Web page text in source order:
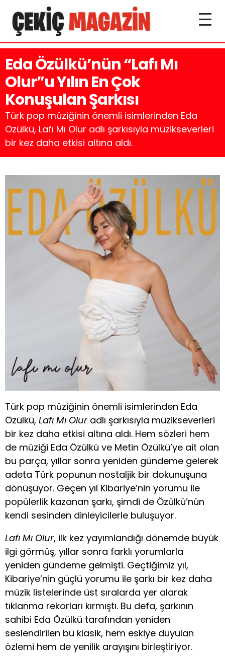
Eda Özülkü’nün “Lafı Mı
Olur”u Yılın En Çok
Konuşulan Şarkısı
Türk pop müziğinin önemli isimlerinden Eda
Özülkü, Lafı Mı Olur adlı şarkısıyla müzikseverleri
bir kez daha etkisi altına aldı.
Türk pop müziğinin önemli isimlerinden Eda
Özülkü, Lafı Mı Olur adlı şarkısıyla müzikseverleri
bir kez daha etkisi altına aldı. Hem sözleri hem
de müziği Eda Özülkü ve Metin Özülkü’ye ait olan
bu parça, yıllar sonra yeniden gündeme gelerek
adeta Türk popunun nostaljik bir dokunuşuna
dönüşüyor. Geçen yıl Kibariye’nin yorumu ile
popülerlik kazanan şarkı, şimdi de Özülkü’nün
kendi sesinden dinleyicilerle buluşuyor.
Lafı Mı Olur, ilk kez yayımlandığı dönemde büyük
ilgi görmüş, yıllar sonra farklı yorumlarla
yeniden gündeme gelmişti. Geçtiğimiz yıl,
Kibariye’nin güçlü yorumu ile şarkı bir kez daha
müzik listelerinde üst sıralarda yer alarak
tıklanma rekorları kırmıştı. Bu defa, şarkının
sahibi Eda Özülkü tarafından yeniden
seslendirilen bu klasik, hem eskiye duyulan
özlemi hem de yenilik arayışını birleştiriyor.